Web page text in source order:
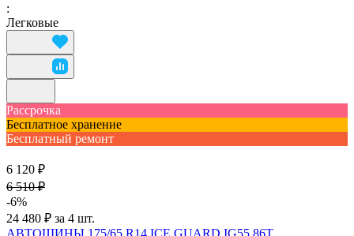
:
Легковые
Рассрочка
Бесплатное хранение
Бесплатный ремонт
6 120 ₽
6 510 ₽
-6%
24 480 ₽ за 4 шт.
АВТОШИНЫ 175/65 R14 ICE GUARD IG55 86T